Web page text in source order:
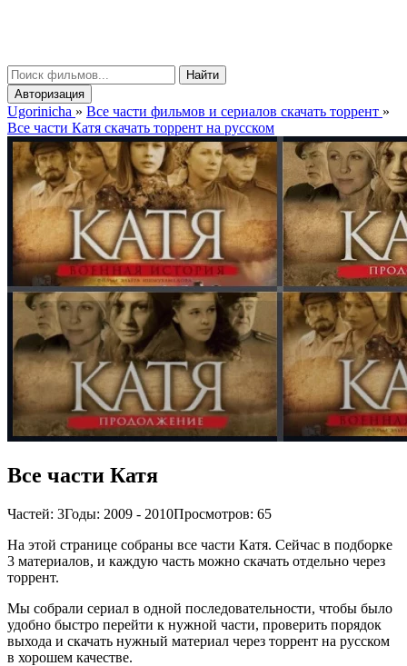
Найти
Авторизация
Ugorinicha » Все части фильмов и сериалов скачать торрент »
Все части Катя скачать торрент на русском
Все части Катя
Частей: 3Годы: 2009 - 2010Просмотров: 65
На этой странице собраны все части Катя. Сейчас в подборке
3 материалов, и каждую часть можно скачать отдельно через
торрент.
Мы собрали сериал в одной последовательности, чтобы было
удобно быстро перейти к нужной части, проверить порядок
выхода и скачать нужный материал через торрент на русском
в хорошем качестве.